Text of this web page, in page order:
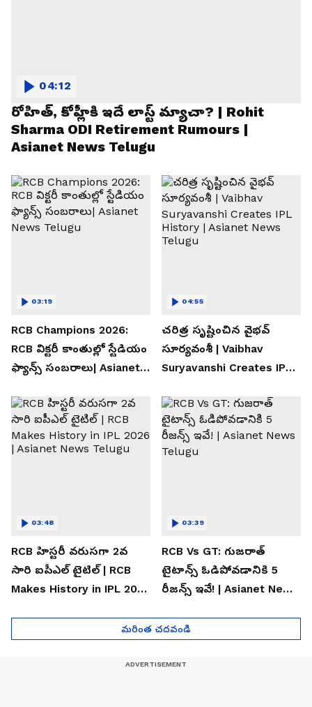
రోహిత్, కోహ్లీకి ఇదే లాస్ట్ మ్యాచా? | Rohit
Sharma ODI Retirement Rumours |
Asianet News Telugu
04:12
RCB Champions 2026:
RCB విక్టరీ కాంతుల్లో స్టేడియం
ఫ్యాన్స్ సంబరాలు| Asianet
03:19
చరిత్ర సృష్టించిన వైభవ్
సూర్యవంశీ | Vaibhav
Suryavanshi Creates IPL
Telugu
04:55
RCB హిస్టరీ వరుసగా 2వ
సారి ఐపీఎల్ టైటిల్ | RCB
Makes History in IPL 2026
03:48
RCB Vs GT: గుజరాత్
టైటాన్స్ ఓడిపోవడానికి 5
రీజన్స్ ఇవే! | Asianet News
03:39
మరింత చదవండి